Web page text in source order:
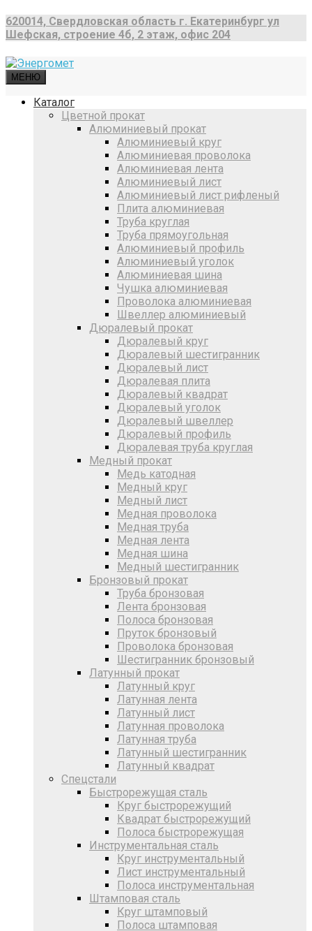
620014, Свердловская область г. Екатеринбург ул
Шефская, строение 4б, 2 этаж, офис 204
МЕНЮ
Каталог
Цветной прокат
Алюминиевый прокат
Алюминиевый круг
Алюминиевая проволока
Алюминиевая лента
Алюминиевый лист
Алюминиевый лист рифленый
Плита алюминиевая
Труба круглая
Труба прямоугольная
Алюминиевый профиль
Алюминиевый уголок
Алюминиевая шина
Чушка алюминиевая
Проволока алюминиевая
Швеллер алюминиевый
Дюралевый прокат
Дюралевый круг
Дюралевый шестигранник
Дюралевый лист
Дюралевая плита
Дюралевый квадрат
Дюралевый уголок
Дюралевый швеллер
Дюралевый профиль
Дюралевая труба круглая
Медный прокат
Медь катодная
Медный круг
Медный лист
Медная проволока
Медная труба
Медная лента
Медная шина
Медный шестигранник
Бронзовый прокат
Труба бронзовая
Лента бронзовая
Полоса бронзовая
Пруток бронзовый
Проволока бронзовая
Шестигранник бронзовый
Латунный прокат
Латунный круг
Латунная лента
Латунный лист
Латунная проволока
Латунная труба
Латунный шестигранник
Латунный квадрат
Спецстали
Быстрорежущая сталь
Круг быстрорежущий
Квадрат быстрорежущий
Полоса быстрорежущая
Инструментальная сталь
Круг инструментальный
Лист инструментальный
Полоса инструментальная
Штамповая сталь
Круг штамповый
Полоса штамповая